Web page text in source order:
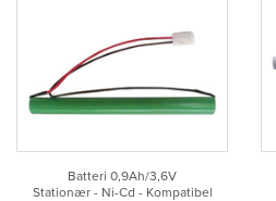
Batteri 0,9Ah/3,6V
Stationær - Ni-Cd - Kompatibel